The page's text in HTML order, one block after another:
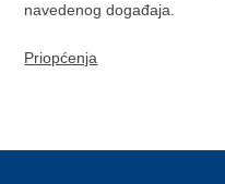
navedenog događaja.
Priopćenja